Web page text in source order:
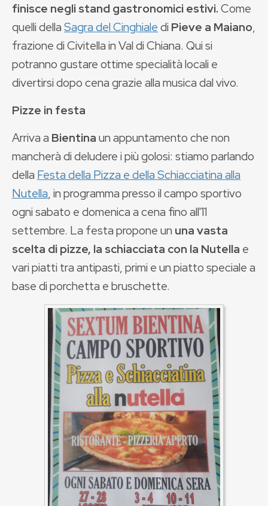
finisce negli stand gastronomici estivi.Come
quelli dellaSagra del Cinghialedi Pieve a Maiano,
frazione di Civitella in Val di Chiana. Qui si
potranno gustare ottime specialità locali e
divertirsi dopo cena grazie alla musica dal vivo.
Pizze in festa
Arriva a Bientinaun appuntamento che non
mancherà di deludere i più golosi: stiamo parlando
della Festa della Pizza e della Schiacciatina alla
Nutella, in programma presso il campo sportivo
ogni sabato e domenica a cena fino all'11
settembre. La festa propone un una vasta
scelta di pizze, la schiacciata con la Nutella e
vari piatti tra antipasti, primi e un piatto speciale a
base di porchetta e bruschette.